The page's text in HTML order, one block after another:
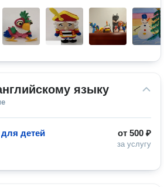
языку
от 500 ₽
за услугу
детей